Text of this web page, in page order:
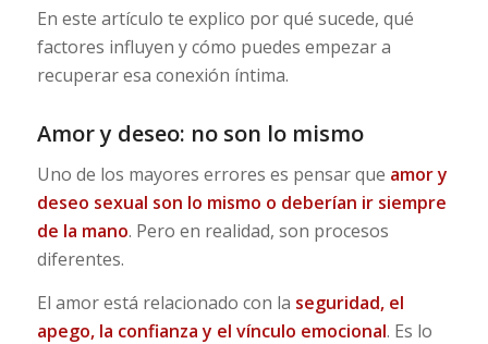
En este artículo te explico por qué sucede, qué
factores influyen y cómo puedes empezar a
recuperar esa conexión íntima.
Amor y deseo: no son lo mismo
Uno de los mayores errores es pensar que amor y
deseo sexual son lo mismo o deberían ir siempre
de la mano. Pero en realidad, son procesos
diferentes.
El amor está relacionado con la seguridad, el
apego, la confianza y el vínculo emocional. Es lo